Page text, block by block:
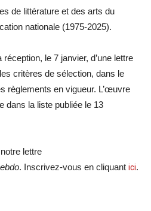
de littérature et des arts du
nationale (1975‑2025).
le 7 janvier, d’une lettre
critères de sélection, dans le
règlements en vigueur. L’œuvre
dans la liste publiée le 13
lettre
. Inscrivez-vous en cliquant ici.